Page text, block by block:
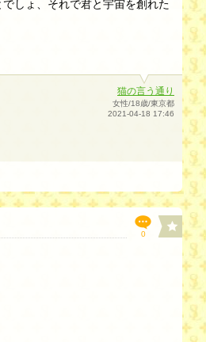
しょ、それで君と宇宙を創れた
猫の言う通り
女性/18歳/東京都
2021-04-18 17:46
0